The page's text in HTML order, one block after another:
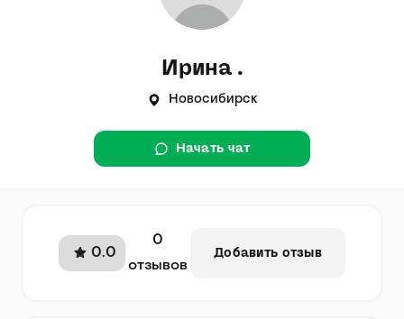
Ирина .
Новосибирск
Начать чат
0.0
0
отзывов
Добавить отзыв